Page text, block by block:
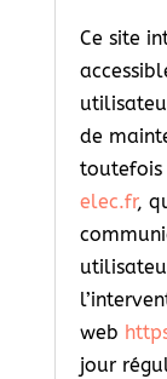
Ce site
de
toutefois
elec.fr,
web
jour